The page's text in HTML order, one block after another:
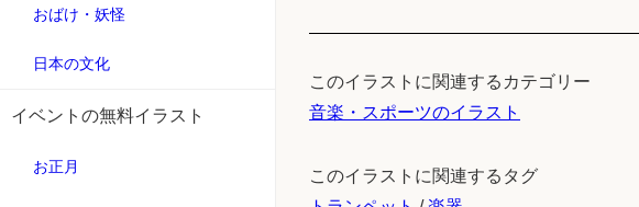
おばけ・妖怪
日本の文化
イベントの無料イラスト
お正月
このイラストに関連するカテゴリー
音楽・スポーツのイラスト
このイラストに関連するタグ